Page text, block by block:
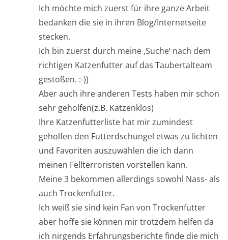
Ich möchte mich zuerst für ihre ganze Arbeit
bedanken die sie in ihren Blog/Internetseite
stecken.
Ich bin zuerst durch meine ‚Suche‘ nach dem
richtigen Katzenfutter auf das Taubertalteam
gestoßen. :-))
Aber auch ihre anderen Tests haben mir schon
sehr geholfen(z.B. Katzenklos)
Ihre Katzenfutterliste hat mir zumindest
geholfen den Futterdschungel etwas zu lichten
und Favoriten auszuwählen die ich dann
meinen Fellterroristen vorstellen kann.
Meine 3 bekommen allerdings sowohl Nass- als
auch Trockenfutter.
Ich weiß sie sind kein Fan von Trockenfutter
aber hoffe sie können mir trotzdem helfen da
ich nirgends Erfahrungsberichte finde die mich